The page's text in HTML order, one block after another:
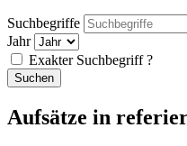
Suchbegriffe
Jahr
Exakter Suchbegriff ?
Aufsätze in